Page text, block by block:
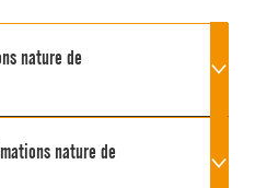
nature de
nature de